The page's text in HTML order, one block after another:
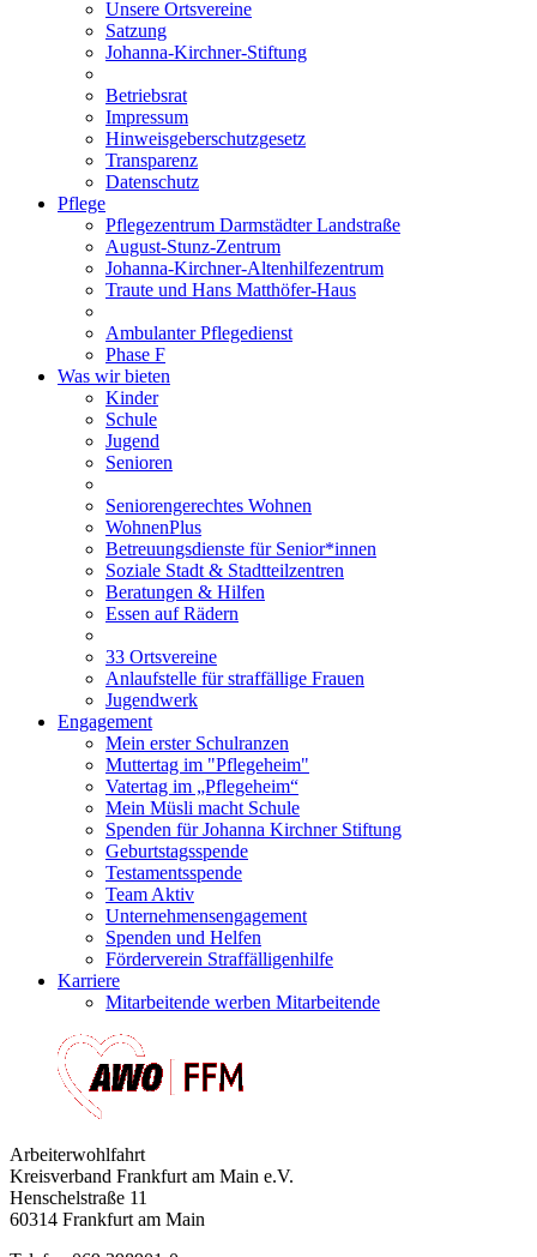
Unsere Ortsvereine
Satzung
Johanna-Kirchner-Stiftung
Betriebsrat
Impressum
Hinweisgeberschutzgesetz
Transparenz
Datenschutz
Pflege
Pflegezentrum Darmstädter Landstraße
August-Stunz-Zentrum
Johanna-Kirchner-Altenhilfezentrum
Traute und Hans Matthöfer-Haus
Ambulanter Pflegedienst
Phase F
Was wir bieten
Kinder
Schule
Jugend
Senioren
Seniorengerechtes Wohnen
WohnenPlus
Betreuungsdienste für Senior*innen
Soziale Stadt & Stadtteilzentren
Beratungen & Hilfen
Essen auf Rädern
33 Ortsvereine
Anlaufstelle für straffällige Frauen
Jugendwerk
Engagement
Mein erster Schulranzen
Muttertag im "Pflegeheim"
Vatertag im „Pflegeheim“
Mein Müsli macht Schule
Spenden für Johanna Kirchner Stiftung
Geburtstagsspende
Testamentsspende
Team Aktiv
Unternehmensengagement
Spenden und Helfen
Förderverein Straffälligenhilfe
Karriere
Mitarbeitende werben Mitarbeitende
Arbeiterwohlfahrt
Kreisverband Frankfurt am Main e.V.
Henschelstraße 11
60314 Frankfurt am Main